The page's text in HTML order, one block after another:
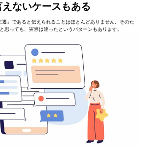
えないケースもある
」であると伝えられることはほとんどありません。そのた
思っても、実際は違ったというパターンもあります。